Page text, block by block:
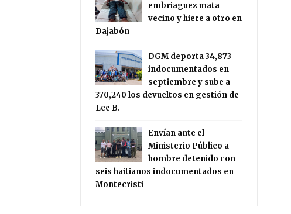
embriaguez mata
vecino y hiere a otro en
Dajabón
DGM deporta 34,873
indocumentados en
septiembre y sube a
370,240 los devueltos en gestión de
Lee B.
Envían ante el
Ministerio Público a
hombre detenido con
seis haitianos indocumentados en
Montecristi